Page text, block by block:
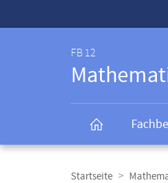
FB 12
Navigation
Startseite